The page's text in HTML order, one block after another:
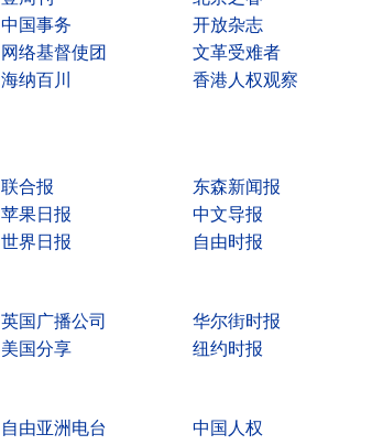
中国事务 开放杂志
网络基督使团 文革受难者
海纳百川 香港人权观察
联合报 东森新闻报
苹果日报 中文导报
世界日报 自由时报
英国广播公司 华尔街时报
美国分享 纽约时报
自由亚洲电台 中国人权